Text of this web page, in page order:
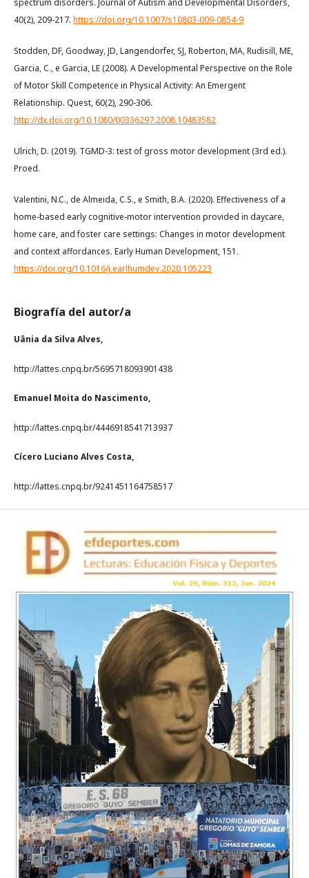
spectrum disorders. Journal of Autism and Developmental Disorders,
40(2), 209-217. https://doi.org/10.1007/s10803-009-0854-9
Stodden, DF, Goodway, JD, Langendorfer, SJ, Roberton, MA, Rudisill, ME,
Garcia, C., e Garcia, LE (2008). A Developmental Perspective on the Role
of Motor Skill Competence in Physical Activity: An Emergent
Relationship. Quest, 60(2), 290-306.
http://dx.doi.org/10.1080/00336297.2008.10483582
Ulrich, D. (2019). TGMD-3: test of gross motor development (3rd ed.).
Proed.
Valentini, N.C., de Almeida, C.S., e Smith, B.A. (2020). Effectiveness of a
home-based early cognitive-motor intervention provided in daycare,
home care, and foster care settings: Changes in motor development
and context affordances. Early Human Development, 151.
https://doi.org/10.1016/j.earlhumdev.2020.105223
Biografía del autor/a
Uânia da Silva Alves,
http://lattes.cnpq.br/5695718093901438
Emanuel Moita do Nascimento,
http://lattes.cnpq.br/4446918541713937
Cícero Luciano Alves Costa,
http://lattes.cnpq.br/9241451164758517